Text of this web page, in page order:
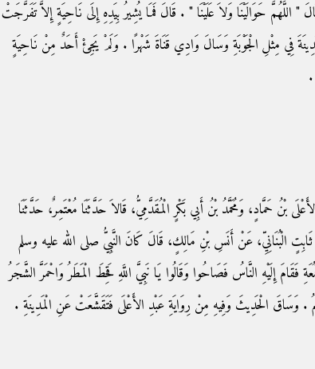
‏"‏ اللَّهُمَّ حَوَالَيْنَا وَلاَ عَلَيْنَا ‏"‏ ‏.‏ قَالَ فَمَا يُشِيرُ بِيَدِهِ إِلَى نَاحِيَةٍ إِلاَّ تَفَرَّجَتْ
فِي مِثْلِ الْجَوْبَةِ وَسَالَ وَادِي قَنَاةَ شَهْرًا ‏.‏ وَلَمْ يَجِئْ أَحَدٌ مِنْ نَاحِيَةٍ
‏.‏
بْنُ حَمَّادٍ، وَمُحَمَّدُ بْنُ أَبِي بَكْرٍ الْمُقَدَّمِيُّ، قَالاَ حَدَّثَنَا مُعْتَمِرٌ، حَدَّثَنَا
الْبُنَانِيِّ، عَنْ أَنَسِ بْنِ مَالِكٍ، قَالَ كَانَ النَّبِيُّ صلى الله عليه وسلم
فَقَامَ إِلَيْهِ النَّاسُ فَصَاحُوا وَقَالُوا يَا نَبِيَّ اللَّهِ قَحِطَ الْمَطَرُ وَاحْمَرَّ الشَّجَرُ
‏.‏ وَسَاقَ الْحَدِيثَ وَفِيهِ مِنْ رِوَايَةِ عَبْدِ الأَعْلَى فَتَقَشَّعَتْ عَنِ الْمَدِينَةِ ‏.‏